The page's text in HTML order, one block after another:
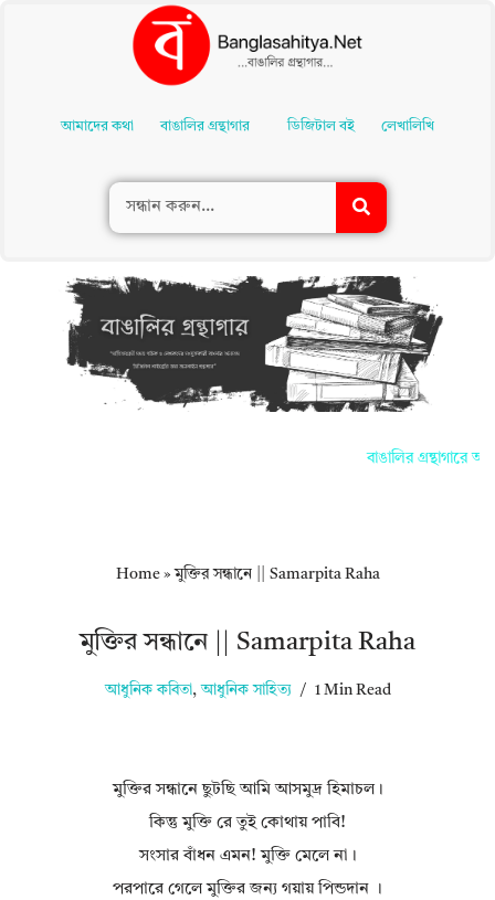
Contentআমাদের কথা বাঙালির গ্রন্থাগার ডিজিটাল বই লেখালিখি
বাঙালির গ্রন্থাগারে
Home»মুক্তির সন্ধানে || Samarpita Raha
মুক্তির সন্ধানে || Samarpita Raha
আধুনিক কবিতা, আধুনিক সাহিত্য 1 Min Read
মুক্তির সন্ধানে ছুটছি আমি আসমুদ্র হিমাচল।
কিন্তু মুক্তি রে তুই কোথায় পাবি!
সংসার বাঁধন এমন! মুক্তি মেলে না।
পরপারে গেলে মুক্তির জন্য গয়ায় পিন্ডদান ।